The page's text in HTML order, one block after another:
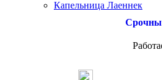
Капельница Лаеннек